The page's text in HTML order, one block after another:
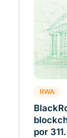
RWA
por